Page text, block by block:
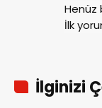
Henüz
İlk
İlginizi